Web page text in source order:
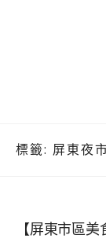
標籤: 屏東夜
【屏東市區